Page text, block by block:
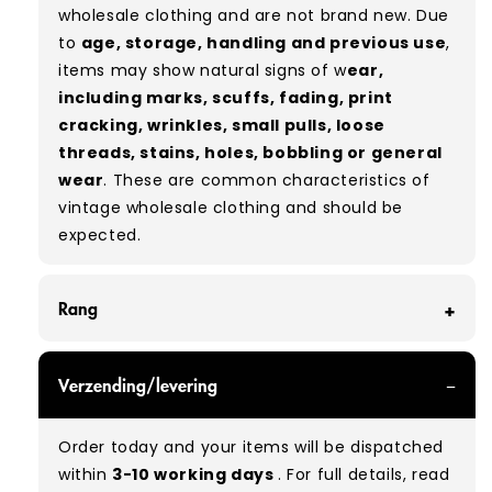
wholesale clothing and are not brand new. Due
to age, storage, handling and previous use,
items may show natural signs of wear,
including marks, scuffs, fading, print
cracking, wrinkles, small pulls, loose
threads, stains, holes, bobbling or general
wear. These are common characteristics of
vintage wholesale clothing and should be
expected.
Rang
can expect items that are in great condition
with minimal signs of wear. While they are
used, they remain free of significant defects
and are in excellent shape overall.
Verzending/levering
Order today and your items will be dispatched
within 3-10 working days. For full details, read